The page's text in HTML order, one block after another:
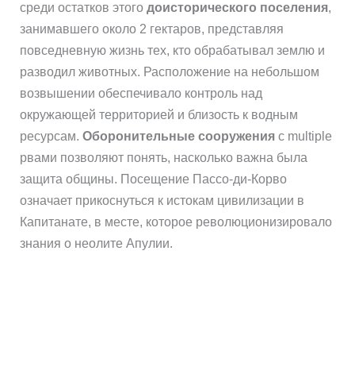
среди остатков этого доисторического поселения,
занимавшего около 2 гектаров, представляя
повседневную жизнь тех, кто обрабатывал землю и
разводил животных. Расположение на небольшом
возвышении обеспечивало контроль над
окружающей территорией и близость к водным
ресурсам. Оборонительные сооруженияс multiple
рвами позволяют понять, насколько важна была
защита общины. Посещение Пассо-ди-Корво
означает прикоснуться к истокам цивилизации в
Капитанате, в месте, которое революционизировало
знания о неолите Апулии.